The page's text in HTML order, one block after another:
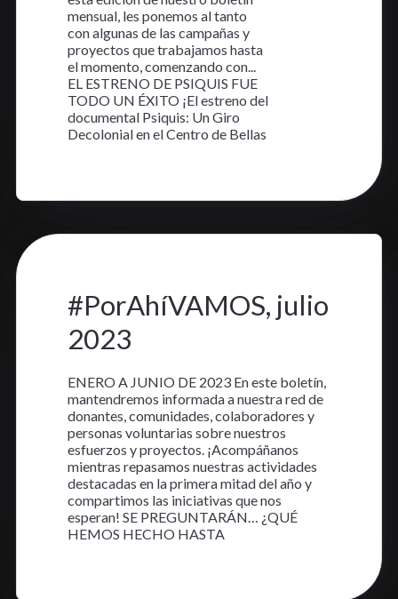
mensual, les ponemos al tanto
con algunas de las campañas y
proyectos que trabajamos hasta
el momento, comenzando con...
EL ESTRENO DE PSIQUIS FUE
TODO UN ÉXITO ¡El estreno del
documental Psiquis: Un Giro
Decolonial en el Centro de Bellas
#PorAhíVAMOS, julio
2023
ENERO A JUNIO DE 2023 En este boletín,
mantendremos informada a nuestra red de
donantes, comunidades, colaboradores y
personas voluntarias sobre nuestros
esfuerzos y proyectos. ¡Acompáñanos
mientras repasamos nuestras actividades
destacadas en la primera mitad del año y
compartimos las iniciativas que nos
esperan! SE PREGUNTARÁN… ¿QUÉ
HEMOS HECHO HASTA